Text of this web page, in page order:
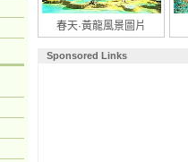
春天·黃龍風景圖片
Sponsored Links